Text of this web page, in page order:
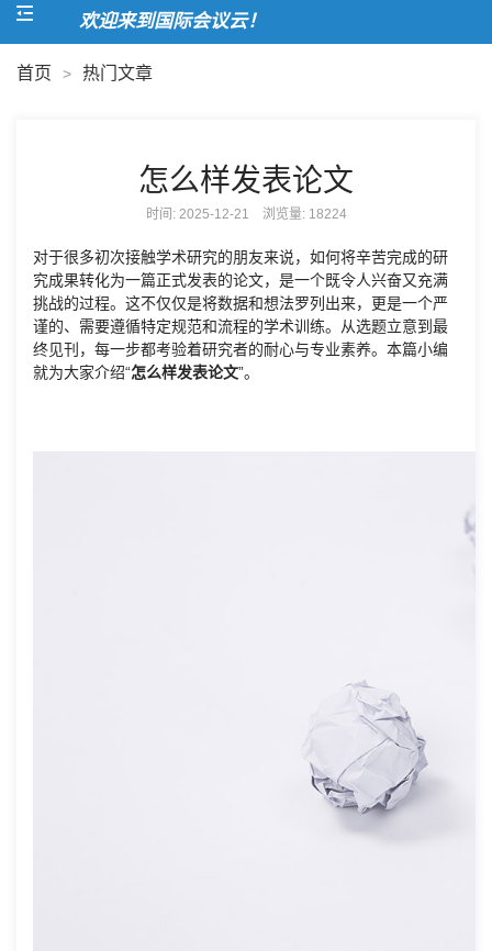
欢迎来到国际会议云！
首页 > 热门文章
怎么样发表论文
时间: 2025-12-21 浏览量: 18224
对于很多初次接触学术研究的朋友来说，如何将辛苦完成的研
究成果转化为一篇正式发表的论文，是一个既令人兴奋又充满
挑战的过程。这不仅仅是将数据和想法罗列出来，更是一个严
谨的、需要遵循特定规范和流程的学术训练。从选题立意到最
终见刊，每一步都考验着研究者的耐心与专业素养。本篇小编
就为大家介绍“怎么样发表论文”。